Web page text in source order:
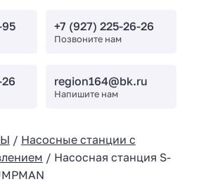
+7 (927) 225-26-26
Позвоните нам
region164@bk.ru
Напишите нам
/ Насосные станции с
/ Насосная станция S-